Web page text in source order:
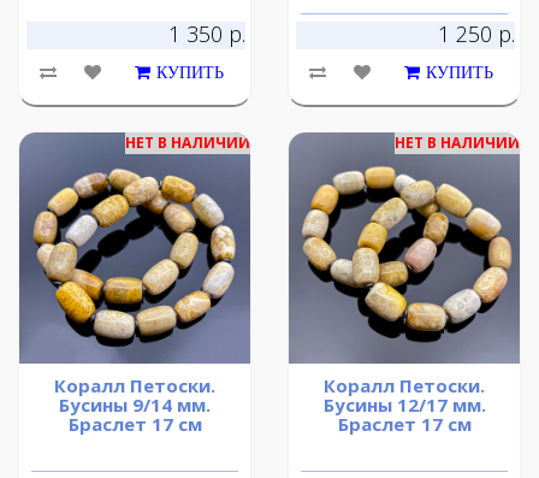
1 350 р.
КУПИТЬ
1 250 р.
КУПИТЬ
НЕТ В НАЛИЧИИ
Коралл Петоски.
Бусины 9/14 мм.
Браслет 17 см
НЕТ В НАЛИЧИИ
Коралл Петоски.
Бусины 12/17 мм.
Браслет 17 см